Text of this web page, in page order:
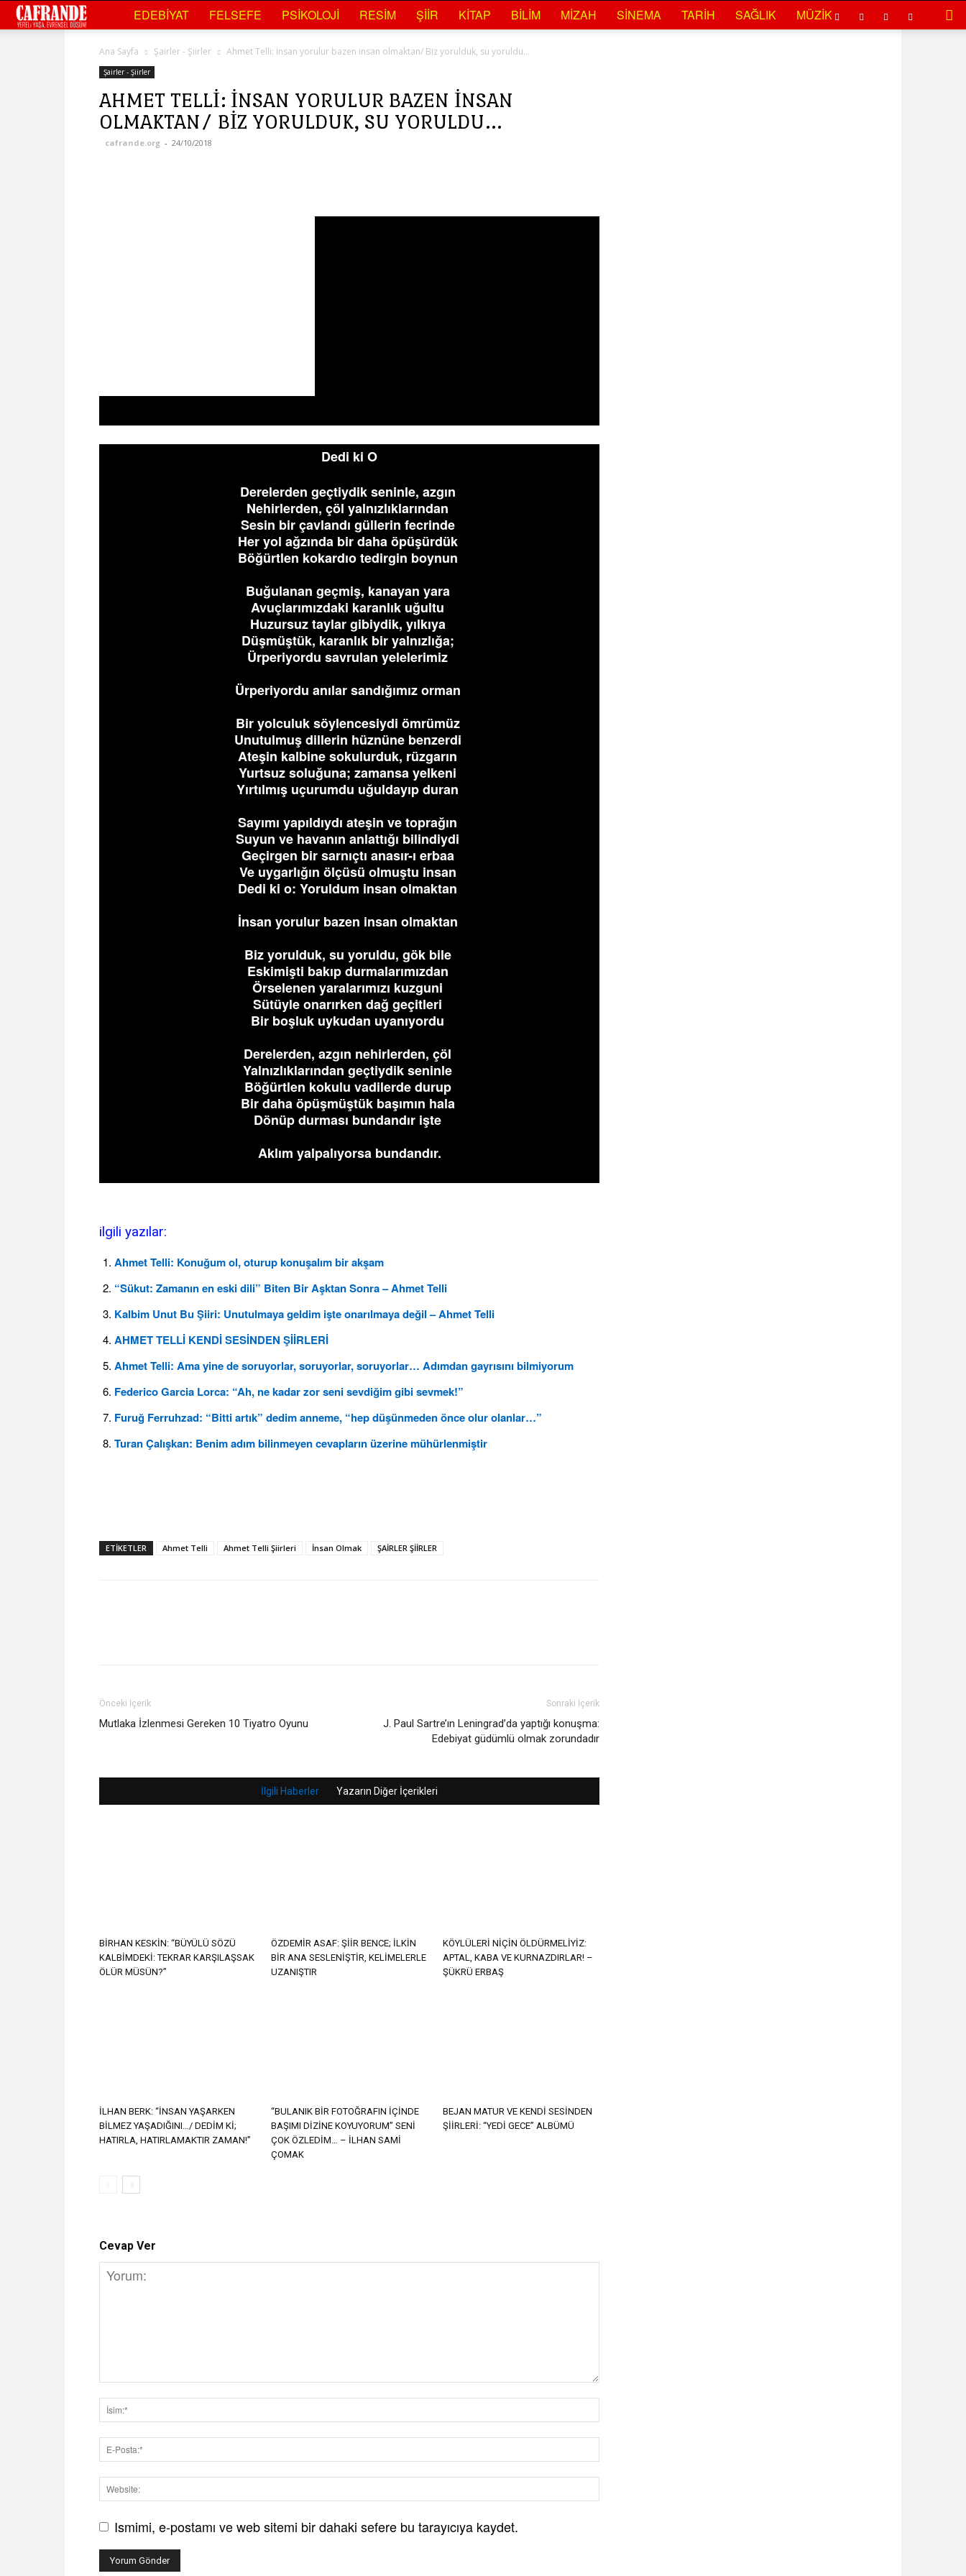
Cafrande
Sanat
EDEBIYAT FELSEFE PSIKOLOJI RESIM ŞIIR KITAP BILIM MIZAH SINEMA TARIH SAĞLIK MÜZIK
Ana Sayfa Şairler - Şiirler Ahmet Telli: İnsan yorulur bazen insan olmaktan/ Biz yorulduk, su yoruldu…
Şairler - Şiirler
AHMET TELLI: İNSAN YORULUR BAZEN INSAN
OLMAKTAN/ BIZ YORULDUK, SU YORULDU…
cafrande.org - 24/10/2018
Dedi ki O
Derelerden geçtiydik seninle, azgın
Nehirlerden, çöl yalnızlıklarından
Sesin bir çavlandı güllerin fecrinde
Her yol ağzında bir daha öpüşürdük
Böğürtlen kokardıo tedirgin boynun
Buğulanan geçmiş, kanayan yara
Avuçlarımızdaki karanlık uğultu
Huzursuz taylar gibiydik, yılkıya
Düşmüştük, karanlık bir yalnızlığa;
Ürperiyordu savrulan yelelerimiz
Ürperiyordu anılar sandığımız orman
Bir yolculuk söylencesiydi ömrümüz
Unutulmuş dillerin hüznüne benzerdi
Ateşin kalbine sokulurduk, rüzgarın
Yurtsuz soluğuna; zamansa yelkeni
Yırtılmış uçurumdu uğuldayıp duran
Sayımı yapıldıydı ateşin ve toprağın
Suyun ve havanın anlattığı bilindiydi
Geçirgen bir sarnıçtı anasır-ı erbaa
Ve uygarlığın ölçüsü olmuştu insan
Dedi ki o: Yoruldum insan olmaktan
İnsan yorulur bazen insan olmaktan
Biz yorulduk, su yoruldu, gök bile
Eskimişti bakıp durmalarımızdan
Örselenen yaralarımızı kuzguni
Sütüyle onarırken dağ geçitleri
Bir boşluk uykudan uyanıyordu
Derelerden, azgın nehirlerden, çöl
Yalnızlıklarından geçtiydik seninle
Böğürtlen kokulu vadilerde durup
Bir daha öpüşmüştük başımın hala
Dönüp durması bundandır işte
Aklım yalpalıyorsa bundandır.
ilgili yazılar:
Ahmet Telli: Konuğum ol, oturup konuşalım bir akşam
“Sükut: Zamanın en eski dili” Biten Bir Aşktan Sonra – Ahmet Telli
Kalbim Unut Bu Şiiri: Unutulmaya geldim işte onarılmaya değil – Ahmet Telli
AHMET TELLİ KENDİ SESİNDEN ŞİİRLERİ
Ahmet Telli: Ama yine de soruyorlar, soruyorlar, soruyorlar… Adımdan gayrısını bilmiyorum
Federico Garcia Lorca: “Ah, ne kadar zor seni sevdiğim gibi sevmek!”
Furuğ Ferruhzad: “Bitti artık” dedim anneme, “hep düşünmeden önce olur olanlar…”
Turan Çalışkan: Benim adım bilinmeyen cevapların üzerine mühürlenmiştir
ETIKETLER Ahmet Telli Ahmet Telli Şiirleri İnsan Olmak ŞAİRLER ŞİİRLER
Önceki İçerik
Mutlaka İzlenmesi Gereken 10 Tiyatro Oyunu
Sonraki İçerik
J. Paul Sartre’ın Leningrad’da yaptığı konuşma:
Edebiyat güdümlü olmak zorundadır
İlgili Haberler Yazarın Diğer İçerikleri
BİRHAN KESKİN: “BÜYÜLÜ SÖZÜ
KALBİMDEKİ: TEKRAR KARŞILAŞSAK
ÖLÜR MÜSÜN?”
ÖZDEMİR ASAF: ŞİİR BENCE; İLKİN
BİR ANA SESLENİŞTİR, KELİMELERLE
UZANIŞTIR
KÖYLÜLERİ NİÇİN ÖLDÜRMELİYİZ:
APTAL, KABA VE KURNAZDIRLAR! –
ŞÜKRÜ ERBAŞ
İLHAN BERK: “İNSAN YAŞARKEN
BİLMEZ YAŞADIĞINI…/ DEDİM Kİ;
HATIRLA, HATIRLAMAKTIR ZAMAN!”
“BULANIK BİR FOTOĞRAFIN İÇİNDE
BAŞIMI DİZİNE KOYUYORUM” SENİ
ÇOK ÖZLEDİM… – İLHAN SAMİ
ÇOMAK
BEJAN MATUR VE KENDİ SESİNDEN
ŞİİRLERİ: “YEDİ GECE” ALBÜMÜ
Cevap Ver
Ismimi, e-postamı ve web sitemi bir dahaki sefere bu tarayıcıya kaydet.